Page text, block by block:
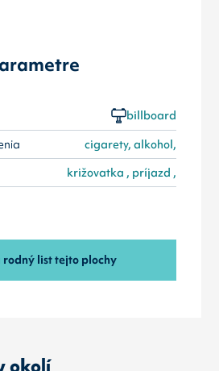
billboard
cigarety, alkohol,
križovatka , príjazd ,
rodný list tejto plochy